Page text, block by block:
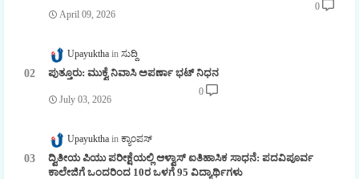
April 09, 2026
0
Upayuktha ಸುದ್ದಿ
ಪುತ್ತೂರು: ಮುಕ್ವೆ ನಿವಾಸಿ ಅಪರ್ಣಾ ಭಟ್ ನಿಧನ
July 03, 2026
0
Upayuktha ಕ್ಯಾಂಪಸ್
ದ್ವಿತೀಯ ಪಿಯು ಪರೀಕ್ಷೆಯಲ್ಲಿ ಆಳ್ವಾಸ್ ಐತಿಹಾಸಿಕ ಸಾಧನೆ: ಪದವಿಪೂರ್ವ
ಕಾಲೇಜಿಗೆ ಒಂದರಿಂದ 10ರ ಒಳಗೆ 95 ವಿದ್ಯಾರ್ಥಿಗಳು